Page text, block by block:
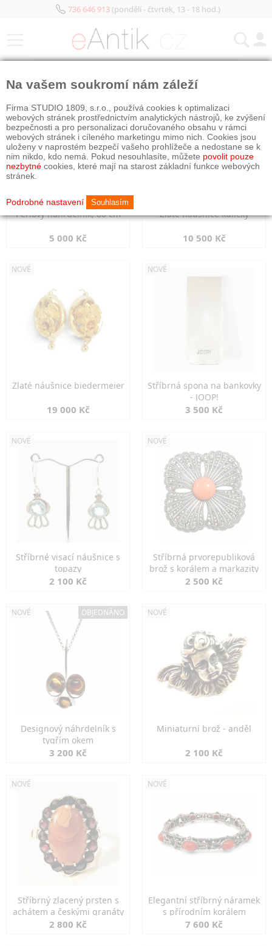
736 646 913(pondělí - čtvrtek, 13 - 18 hod.)
Perlový náhrdelník, 80 cm
5 000 Kč
Zlaté náušnice kuličky
10 500 Kč
NOVÉ
Zlaté náušnice biedermeier
19 000 Kč
NOVÉ
Stříbrná spona na bankovky
- JOOP!
3 500 Kč
NOVÉ
Stříbrné visací náušnice s
topazy
2 100 Kč
NOVÉ
Stříbrná prvorepubliková
brož s korálem a markazity
2 500 Kč
NOVÉ OBJEDNÁNO
Designový náhrdelník s
tygřím okem
3 200 Kč
NOVÉ
Miniaturní brož - anděl
2 100 Kč
NOVÉ
Stříbrný zlacený prsten s
achátem a českými granáty
2 800 Kč
NOVÉ
Elegantní stříbrný náramek
s přírodním korálem
7 600 Kč
Na vašem soukromí nám záleží
Firma STUDIO 1809, s.r.o., používá cookies k optimalizaci
webových stránek prostřednictvím analytických nástrojů, ke zvýšení
bezpečnosti a pro personalizaci doručovaného obsahu v rámci
webových stránek i cíleného marketingu mimo nich. Cookies jsou
uloženy v naprostém bezpečí vašeho prohlížeče a nedostane se k
nim nikdo, kdo nemá. Pokud nesouhlasíte, můžete povolit pouze
nezbytné cookies, které mají na starost základní funkce webových
stránek.
Podrobné nastavení Souhlasím